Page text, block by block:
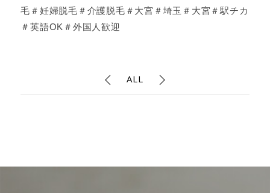
毛＃妊婦脱毛＃介護脱毛＃大宮＃埼玉＃大宮＃駅チカ
＃英語OK＃外国人歓迎
ALL